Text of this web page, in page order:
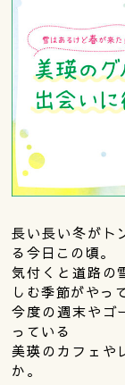
長い長い冬がト
る今日この頃。
気付くと道路の
しむ季節がやっ
今度の週末やゴ
っている
美瑛のカフェや
か。